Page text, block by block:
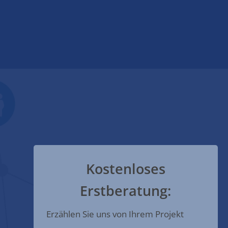
Kostenloses
Erstberatung:
Erzählen Sie uns von Ihrem Projekt